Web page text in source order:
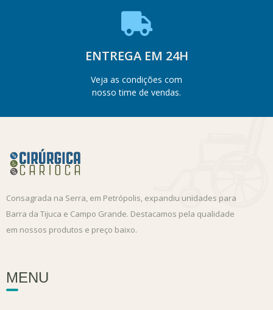
ENTREGA EM 24H
Veja as condições com
nosso time de vendas.
Consagrada na Serra, em Petrópolis, expandiu unidades para
Barra da Tijuca e Campo Grande. Destacamos pela qualidade
em nossos produtos e preço baixo.
MENU